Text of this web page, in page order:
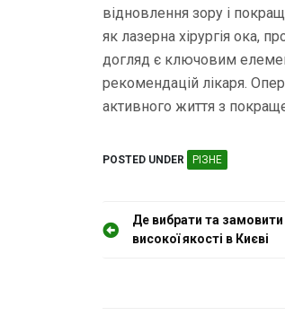
відновлення зору і
як лазерна хірургія ока,
догляд є ключовим
рекомендацій лікаря.
активного життя з
POSTED UNDER РІЗНЕ
Н
Де вибрати та замовити
високої якості в Києві